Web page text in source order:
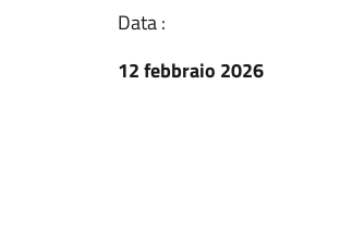
Data :
12 febbraio 2026